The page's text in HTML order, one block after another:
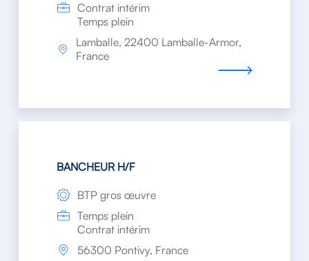
Contrat intérim
Temps plein
Lamballe, 22400 Lamballe-Armor,
France
BANCHEUR H/F
BTP gros œuvre
Temps plein
Contrat intérim
56300 Pontivy, France